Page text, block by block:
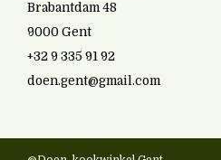
Brabantdam 48
9000 Gent
+32 9 335 91 92
doen.gent@gmail.com